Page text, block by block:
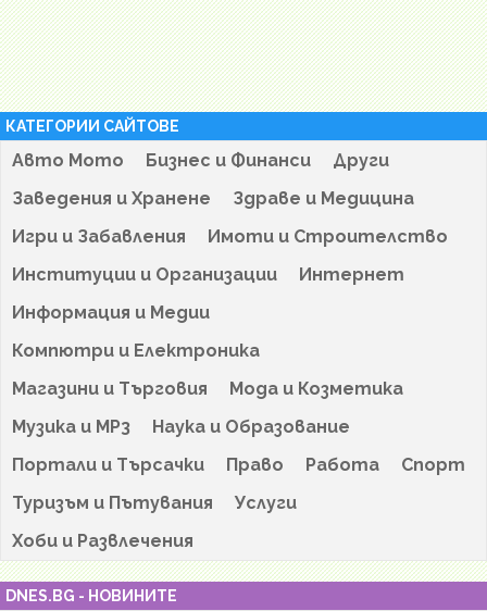
КАТЕГОРИИ САЙТОВЕ
Авто Мото Бизнес и Финанси
Други
Заведения и Хранене
Здраве и Медицина
Игри и Забавления
Имоти и Строителство
Институции и Организации
Интернет
Информация и Медии
Компютри и Електроника
Магазини и Търговия
Мода и Козметика
Музика и MP3
Наука и Образование
Портали и Търсачки
Право Работа
Спорт
Туризъм и Пътувания
Услуги
Хоби и Развлечения
DNES.BG - НОВИНИТЕ